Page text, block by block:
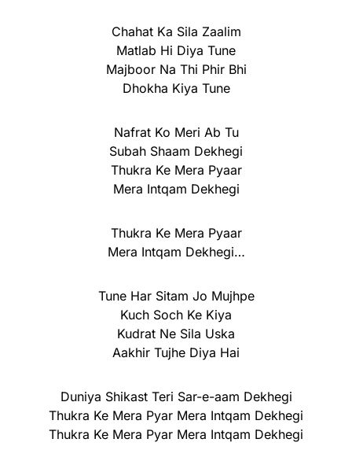
Chahat Ka Sila Zaalim
Matlab Hi Diya Tune
Majboor Na Thi Phir Bhi
Dhokha Kiya Tune
Nafrat Ko Meri Ab Tu
Subah Shaam Dekhegi
Thukra Ke Mera Pyaar
Mera Intqam Dekhegi
Thukra Ke Mera Pyaar
Mera Intqam Dekhegi…
Tune Har Sitam Jo Mujhpe
Kuch Soch Ke Kiya
Kudrat Ne Sila Uska
Aakhir Tujhe Diya Hai
Duniya Shikast Teri Sar-e-aam Dekhegi
Thukra Ke Mera Pyar Mera Intqam Dekhegi
Thukra Ke Mera Pyar Mera Intqam Dekhegi